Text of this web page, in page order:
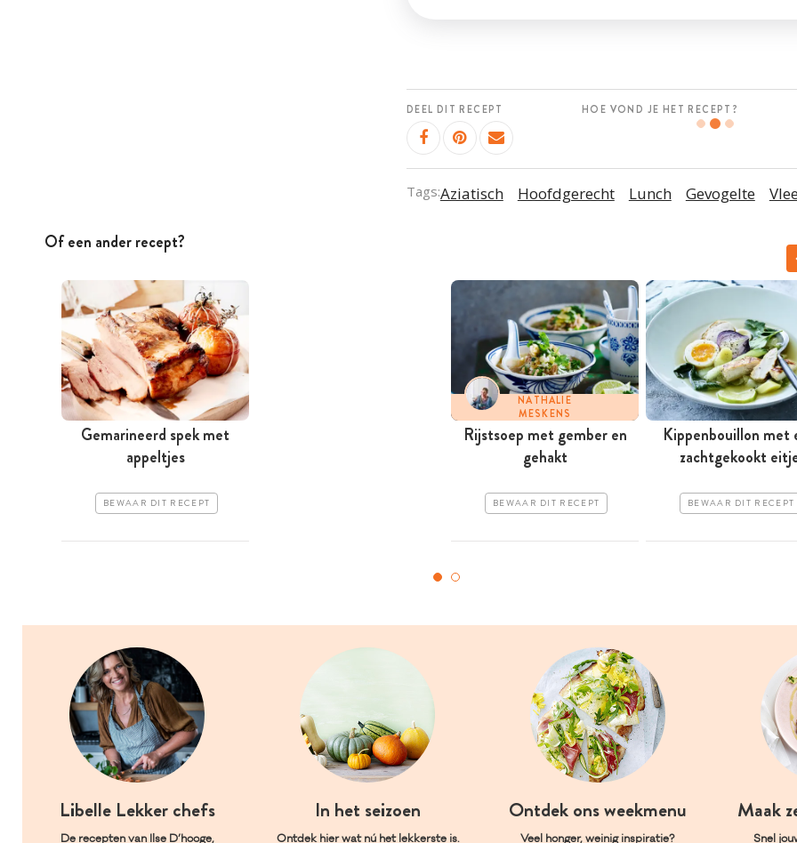
DEEL DIT RECEPT HOE VOND JE HET RECEPT?
Tags:Aziatisch Hoofdgerecht Lunch Gevogelte
Of een ander recept?
Gemarineerd spek met
appeltjes
BEWAAR DIT RECEPT
NATHALIE
MESKENS
Rijstsoep met gember en
gehakt
BEWAAR DIT RECEPT
Kippenbouillon met
zachtgekookt
BEWAAR DIT RECEPT
Libelle Lekker chefs
De recepten van Ilse D’hooge,
In het seizoen
Ontdek hier wat nú het lekkerste is.
Ontdek ons weekmenu
Veel honger, weinig inspiratie?
Maak
Snel